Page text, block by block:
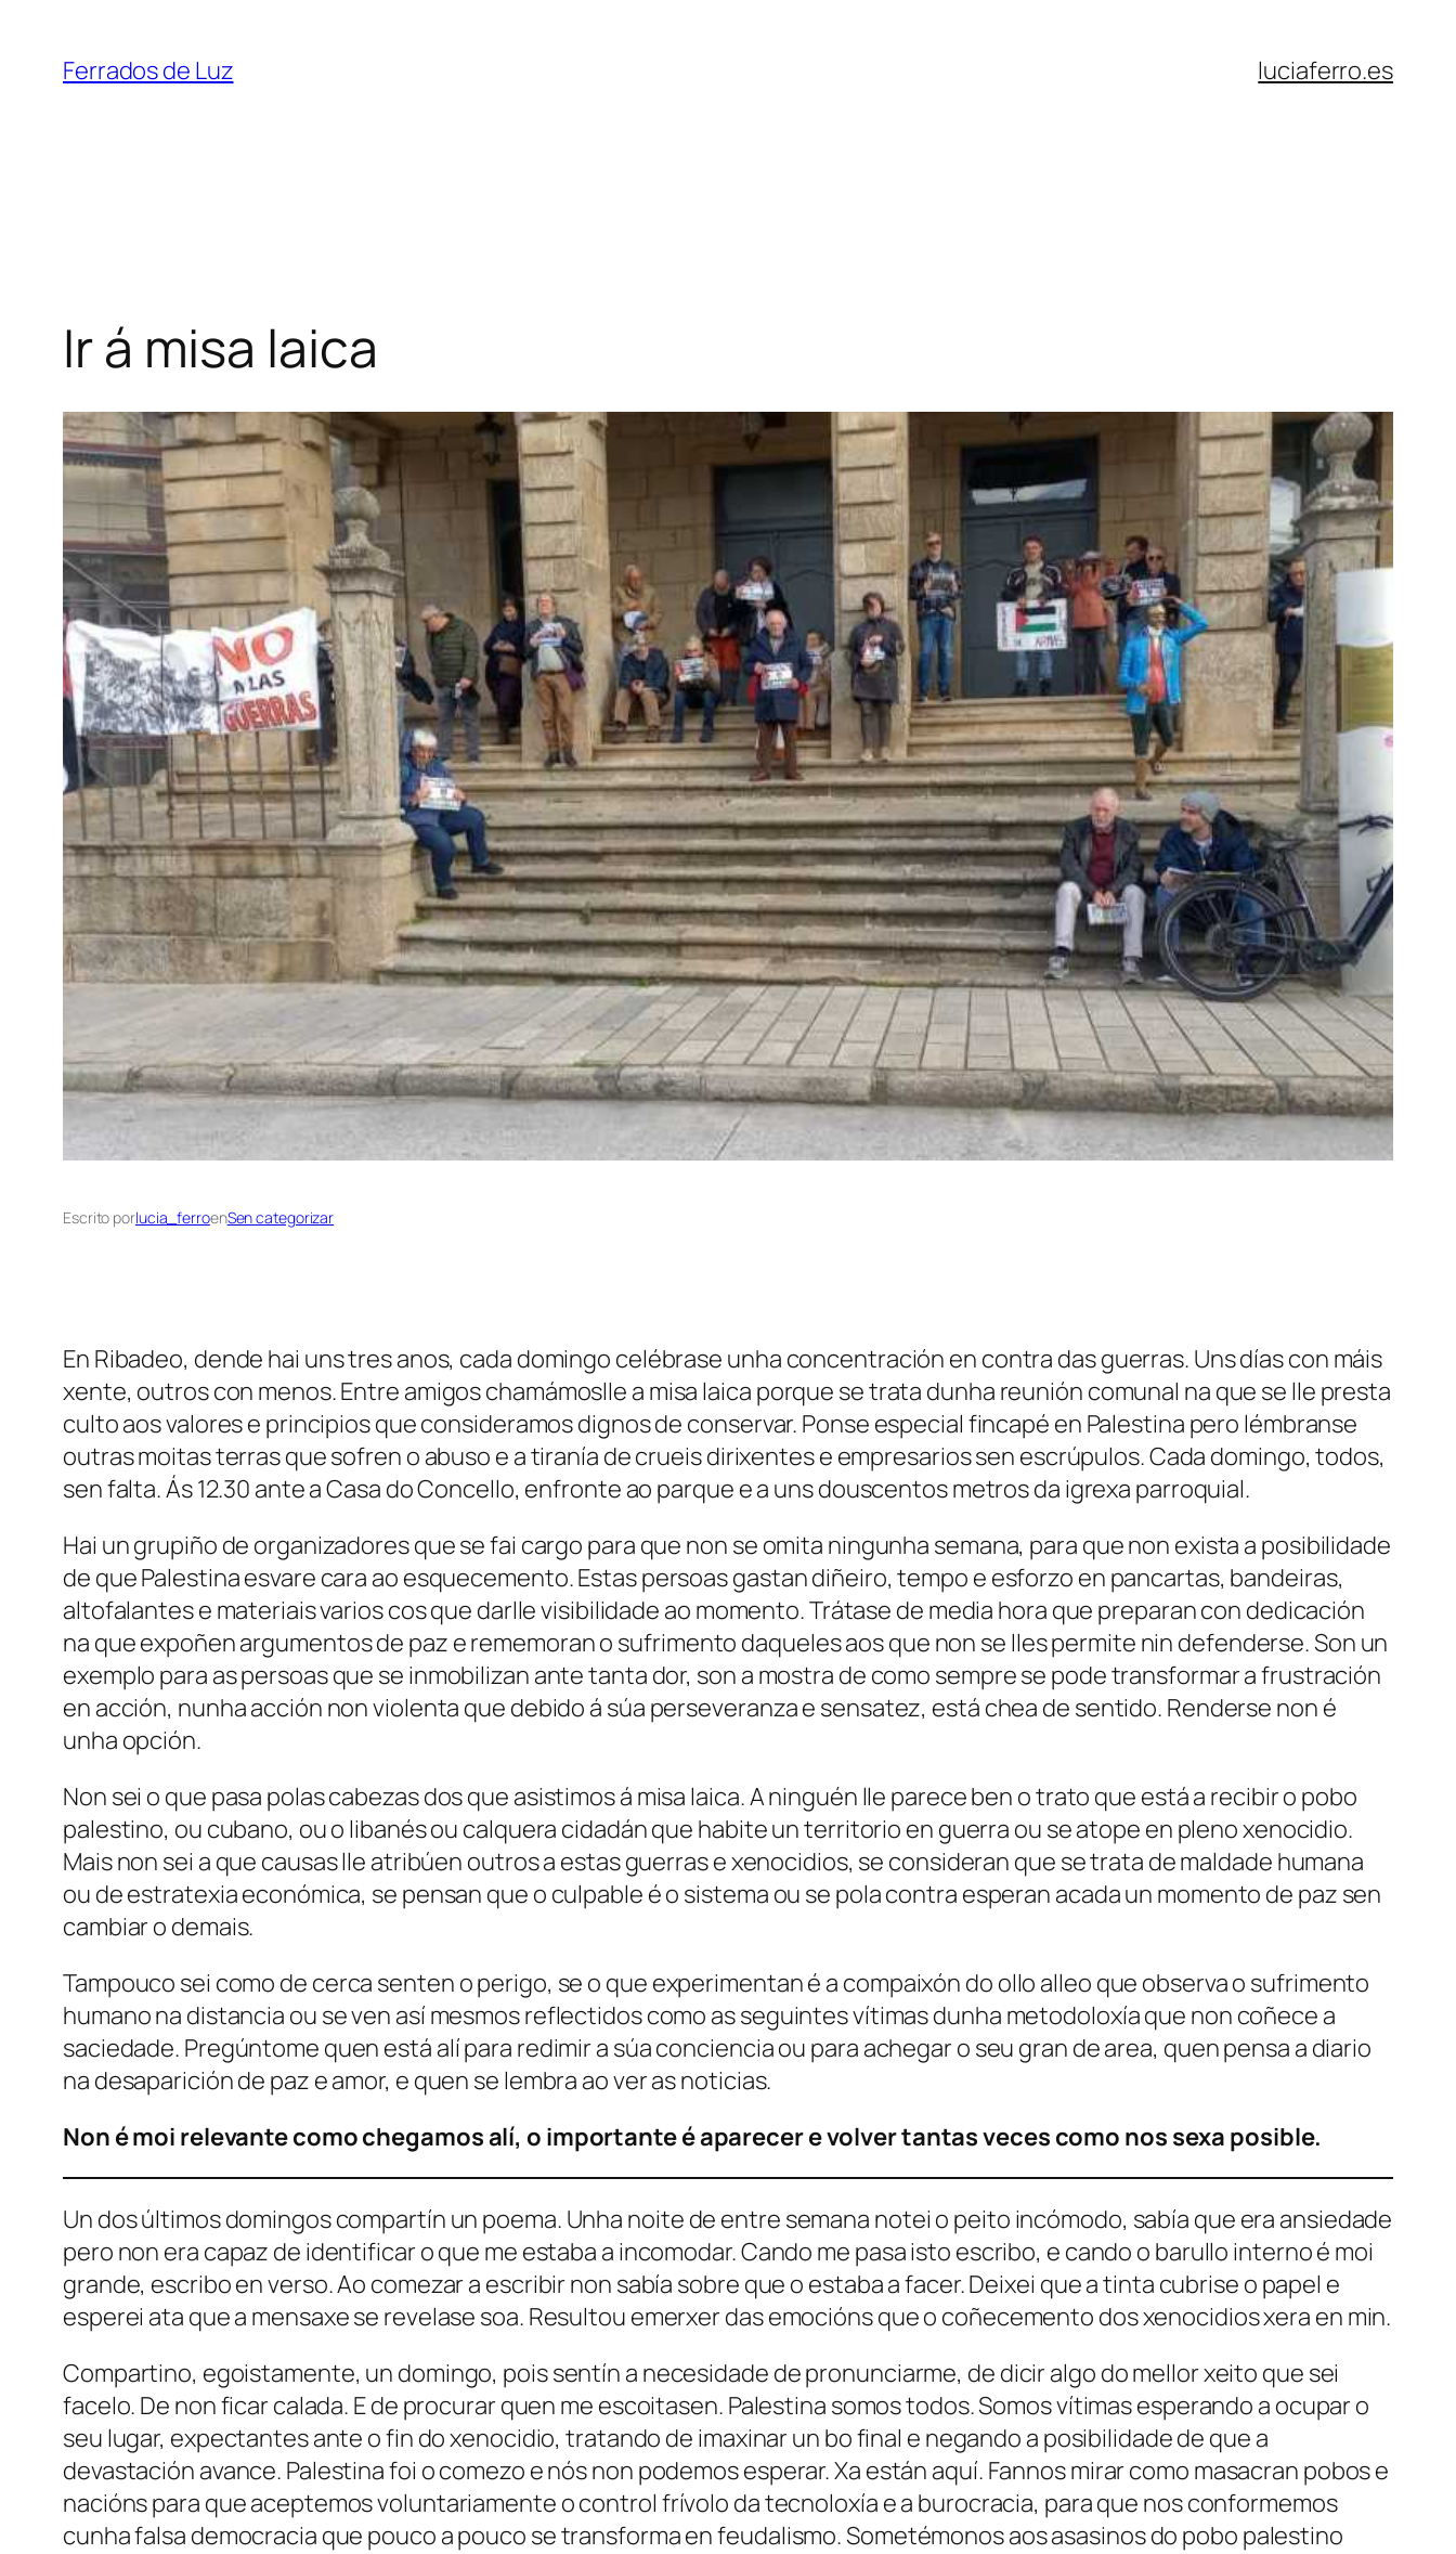
contido
Ferrados de Luz luciaferro.es
Ir á misa laica
Escrito porlucia_ferroenSen categorizar
En Ribadeo, dende hai uns tres anos, cada domingo celébrase unha concentración en contra das guerras. Uns días con máis
xente, outros con menos. Entre amigos chamámoslle a misa laica porque se trata dunha reunión comunal na que se lle presta
culto aos valores e principios que consideramos dignos de conservar. Ponse especial fincapé en Palestina pero lémbranse
outras moitas terras que sofren o abuso e a tiranía de crueis dirixentes e empresarios sen escrúpulos. Cada domingo, todos,
sen falta. Ás 12.30 ante a Casa do Concello, enfronte ao parque e a uns douscentos metros da igrexa parroquial.
Hai un grupiño de organizadores que se fai cargo para que non se omita ningunha semana, para que non exista a posibilidade
de que Palestina esvare cara ao esquecemento. Estas persoas gastan diñeiro, tempo e esforzo en pancartas, bandeiras,
altofalantes e materiais varios cos que darlle visibilidade ao momento. Trátase de media hora que preparan con dedicación
na que expoñen argumentos de paz e rememoran o sufrimento daqueles aos que non se lles permite nin defenderse. Son un
exemplo para as persoas que se inmobilizan ante tanta dor, son a mostra de como sempre se pode transformar a frustración
en acción, nunha acción non violenta que debido á súa perseveranza e sensatez, está chea de sentido. Renderse non é
unha opción.
Non sei o que pasa polas cabezas dos que asistimos á misa laica. A ninguén lle parece ben o trato que está a recibir o pobo
palestino, ou cubano, ou o libanés ou calquera cidadán que habite un territorio en guerra ou se atope en pleno xenocidio.
Mais non sei a que causas lle atribúen outros a estas guerras e xenocidios, se consideran que se trata de maldade humana
ou de estratexia económica, se pensan que o culpable é o sistema ou se pola contra esperan acada un momento de paz sen
cambiar o demais.
Tampouco sei como de cerca senten o perigo, se o que experimentan é a compaixón do ollo alleo que observa o sufrimento
humano na distancia ou se ven así mesmos reflectidos como as seguintes vítimas dunha metodoloxía que non coñece a
saciedade. Pregúntome quen está alí para redimir a súa conciencia ou para achegar o seu gran de area, quen pensa a diario
na desaparición de paz e amor, e quen se lembra ao ver as noticias.
Non é moi relevante como chegamos alí, o importante é aparecer e volver tantas veces como nos sexa posible.
Un dos últimos domingos compartín un poema. Unha noite de entre semana notei o peito incómodo, sabía que era ansiedade
pero non era capaz de identificar o que me estaba a incomodar. Cando me pasa isto escribo, e cando o barullo interno é moi
grande, escribo en verso. Ao comezar a escribir non sabía sobre que o estaba a facer. Deixei que a tinta cubrise o papel e
esperei ata que a mensaxe se revelase soa. Resultou emerxer das emocións que o coñecemento dos xenocidios xera en min.
Compartino, egoistamente, un domingo, pois sentín a necesidade de pronunciarme, de dicir algo do mellor xeito que sei
facelo. De non ficar calada. E de procurar quen me escoitasen. Palestina somos todos. Somos vítimas esperando a ocupar o
seu lugar, expectantes ante o fin do xenocidio, tratando de imaxinar un bo final e negando a posibilidade de que a
devastación avance. Palestina foi o comezo e nós non podemos esperar. Xa están aquí. Fannos mirar como masacran pobos e
nacións para que aceptemos voluntariamente o control frívolo da tecnoloxía e a burocracia, para que nos conformemos
cunha falsa democracia que pouco a pouco se transforma en feudalismo. Sometémonos aos asasinos do pobo palestino